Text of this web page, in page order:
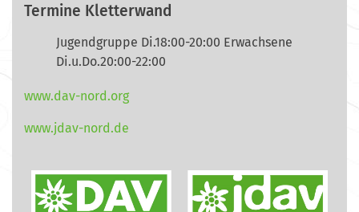
Termine Kletterwand
Jugendgruppe Di.18:00-20:00 Erwachsene
Di.u.Do.20:00-22:00
www.dav-nord.org
www.jdav-nord.de